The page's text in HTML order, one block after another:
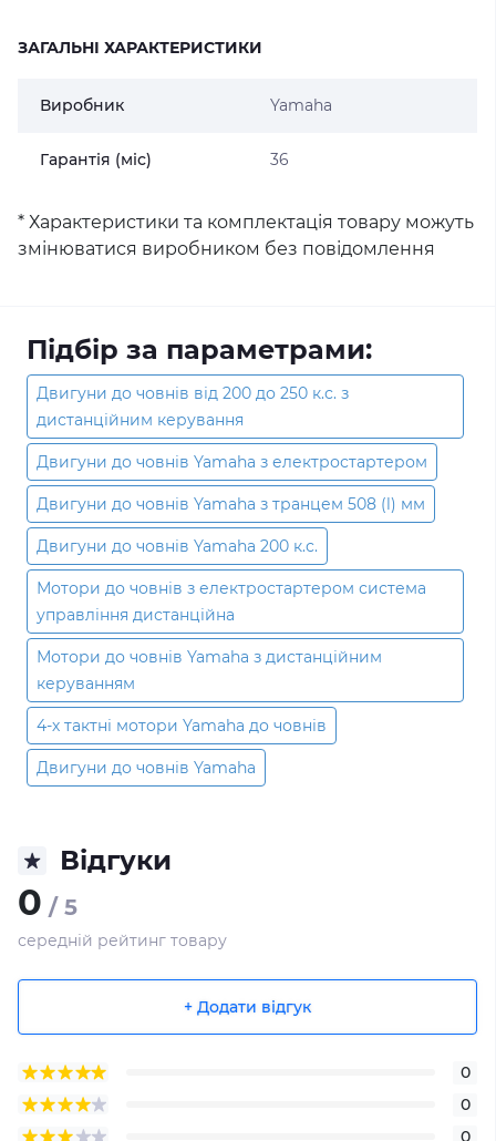
ЗАГАЛЬНІ ХАРАКТЕРИСТИКИ
Виробник Yamaha
Гарантія (міс) 36
* Характеристики та комплектація товару можуть
змінюватися виробником без повідомлення
Підбір за параметрами:
Двигуни до човнів від 200 до 250 к.с. з
дистанційним керування
Двигуни до човнів Yamaha з електростартером
Двигуни до човнів Yamaha з транцем 508 (l) мм
Двигуни до човнів Yamaha 200 к.с.
Мотори до човнів з електростартером система
управління дистанційна
Мотори до човнів Yamaha з дистанційним
керуванням
4-х тактні мотори Yamaha до човнів
Двигуни до човнів Yamaha
Відгуки
0 / 5
середній рейтинг товару
+ Додати відгук
0
0
0